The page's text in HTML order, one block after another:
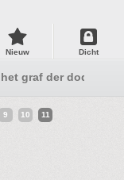
Nieuw Dicht
graf der dode
9 10 11